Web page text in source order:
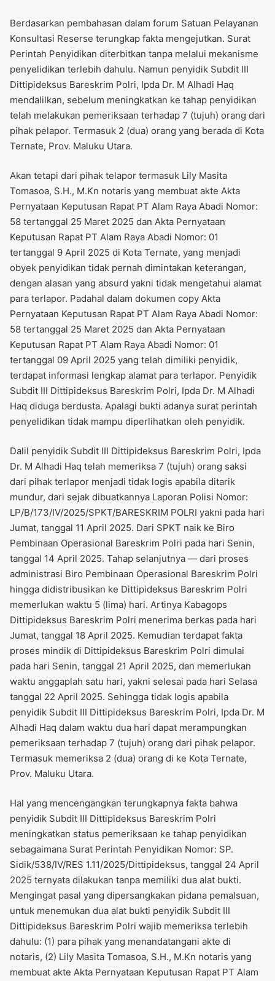
Berdasarkan pembahasan dalam forum Satuan Pelayanan
Konsultasi Reserse terungkap fakta mengejutkan. Surat
Perintah Penyidikan diterbitkan tanpa melalui mekanisme
penyelidikan terlebih dahulu. Namun penyidik Subdit III
Dittipideksus Bareskrim Polri, Ipda Dr. M Alhadi Haq
mendalilkan, sebelum meningkatkan ke tahap penyidikan
telah melakukan pemeriksaan terhadap 7 (tujuh) orang dari
pihak pelapor. Termasuk 2 (dua) orang yang berada di Kota
Ternate, Prov. Maluku Utara.
Akan tetapi dari pihak telapor termasuk Lily Masita
Tomasoa, S.H., M.Kn notaris yang membuat akte Akta
Pernyataan Keputusan Rapat PT Alam Raya Abadi Nomor:
58 tertanggal 25 Maret 2025 dan Akta Pernyataan
Keputusan Rapat PT Alam Raya Abadi Nomor: 01
tertanggal 9 April 2025 di Kota Ternate, yang menjadi
obyek penyidikan tidak pernah dimintakan keterangan,
dengan alasan yang absurd yakni tidak mengetahui alamat
para terlapor. Padahal dalam dokumen copy Akta
Pernyataan Keputusan Rapat PT Alam Raya Abadi Nomor:
58 tertanggal 25 Maret 2025 dan Akta Pernyataan
Keputusan Rapat PT Alam Raya Abadi Nomor: 01
tertanggal 09 April 2025 yang telah dimiliki penyidik,
terdapat informasi lengkap alamat para terlapor. Penyidik
Subdit III Dittipideksus Bareskrim Polri, Ipda Dr. M Alhadi
Haq diduga berdusta. Apalagi bukti adanya surat perintah
penyelidikan tidak mampu diperlihatkan oleh penyidik.
Dalil penyidik Subdit III Dittipideksus Bareskrim Polri, Ipda
Dr. M Alhadi Haq telah memeriksa 7 (tujuh) orang saksi
dari pihak terlapor menjadi tidak logis apabila ditarik
mundur, dari sejak dibuatkannya Laporan Polisi Nomor:
LP/B/173/IV/2025/SPKT/BARESKRIM POLRI yakni pada hari
Jumat, tanggal 11 April 2025. Dari SPKT naik ke Biro
Pembinaan Operasional Bareskrim Polri pada hari Senin,
tanggal 14 April 2025. Tahap selanjutnya — dari proses
administrasi Biro Pembinaan Operasional Bareskrim Polri
hingga didistribusikan ke Dittipideksus Bareskrim Polri
memerlukan waktu 5 (lima) hari. Artinya Kabagops
Dittipideksus Bareskrim Polri menerima berkas pada hari
Jumat, tanggal 18 April 2025. Kemudian terdapat fakta
proses mindik di Dittipideksus Bareskrim Polri dimulai
pada hari Senin, tanggal 21 April 2025, dan memerlukan
waktu anggaplah satu hari, yakni selesai pada hari Selasa
tanggal 22 April 2025. Sehingga tidak logis apabila
penyidik Subdit III Dittipideksus Bareskrim Polri, Ipda Dr. M
Alhadi Haq dalam waktu dua hari dapat merampungkan
pemeriksaan terhadap 7 (tujuh) orang dari pihak pelapor.
Termasuk memeriksa 2 (dua) orang di ke Kota Ternate,
Prov. Maluku Utara.
Hal yang mencengangkan terungkapnya fakta bahwa
penyidik Subdit III Dittipideksus Bareskrim Polri
meningkatkan status pemeriksaan ke tahap penyidikan
sebagaimana Surat Perintah Penyidikan Nomor: SP.
Sidik/538/IV/RES 1.11/2025/Dittipideksus, tanggal 24 April
2025 ternyata dilakukan tanpa memiliki dua alat bukti.
Mengingat pasal yang dipersangkakan pidana pemalsuan,
untuk menemukan dua alat bukti penyidik Subdit III
Dittipideksus Bareskrim Polri wajib memeriksa terlebih
dahulu: (1) para pihak yang menandatangani akte di
notaris, (2) Lily Masita Tomasoa, S.H., M.Kn notaris yang
membuat akte Akta Pernyataan Keputusan Rapat PT Alam